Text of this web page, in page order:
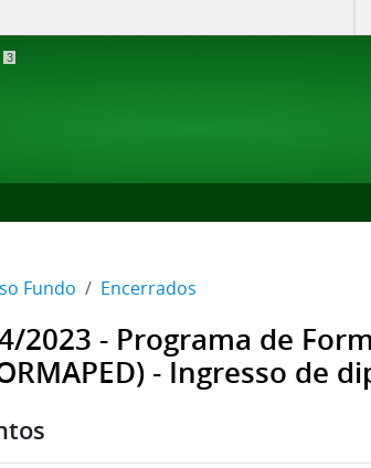
3
Fundo Encerrados
2023 - Programa de
- Ingresso de